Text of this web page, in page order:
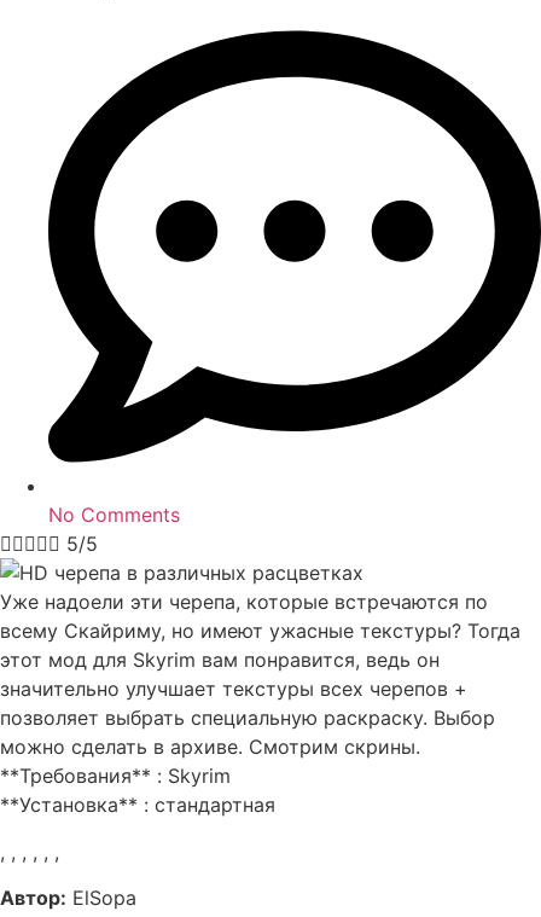
No Comments
 5/5
Уже надоели эти черепа, которые встречаются по
всему Скайриму, но имеют ужасные текстуры? Тогда
этот мод для Skyrim вам понравится, ведь он
значительно улучшает текстуры всех черепов +
позволяет выбрать специальную раскраску. Выбор
можно сделать в архиве. Смотрим скрины.
**Требования** : Skyrim
**Установка** : стандартная
, , , , , ,
Автор: ElSopa